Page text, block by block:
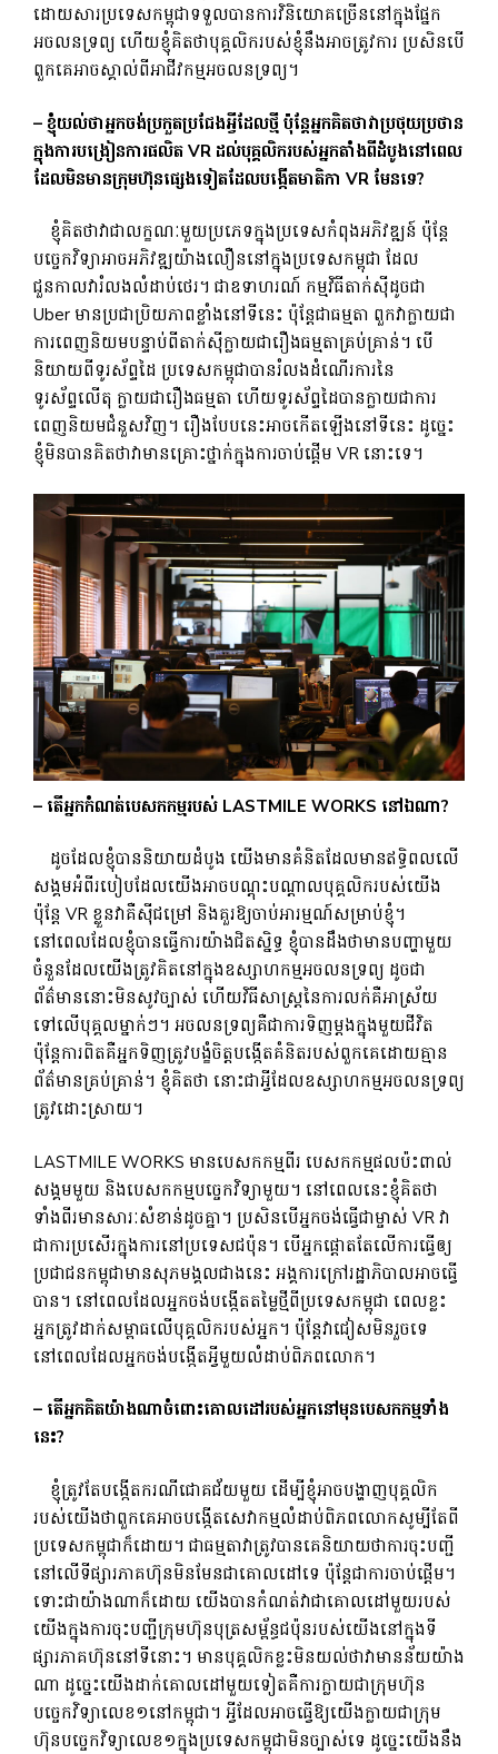
ដោយសារប្រទេសកម្ពុជាទទួលបានការវិនិយោគច្រើននៅក្នុងផ្នែក
អចលនទ្រព្យ ហើយខ្ញុំគិតថាបុគ្គលិករបស់ខ្ញុំនឹងអាចត្រូវការ ប្រសិនបើ
ពួកគេអាចស្គាល់ពីអាជីវកម្មអចលនទ្រព្យ។
– ខ្ញុំយល់ថាអ្នកចង់ប្រកួតប្រជែងអ្វីដែលថ្មី ប៉ុន្តែអ្នកគិតថាវាប្រថុយប្រថាន
ក្នុងការបង្រៀនការផលិត VR ដល់បុគ្គលិករបស់អ្នកតាំងពីដំបូងនៅពេល
ដែលមិនមានក្រុមហ៊ុនផ្សេងទៀតដែលបង្កើតមាតិកា VR មែនទេ?
ខ្ញុំ​គិត​ថា​វា​ជា​លក្ខណៈ​មួយ​ប្រភេទ​ក្នុង​ប្រទេស​កំពុង​អភិវឌ្ឍន៍ ប៉ុន្តែ​
បច្ចេកវិទ្យា​អាច​អភិវឌ្ឍ​យ៉ាង​លឿន​នៅ​ក្នុង​ប្រទេស​កម្ពុជា ដែល​
ជួនកាល​វា​រំលង​លំដាប់​ថេរ។ ជាឧទាហរណ៍ កម្មវិធីតាក់ស៊ីដូចជា
Uber មានប្រជាប្រិយភាពខ្លាំងនៅទីនេះ ប៉ុន្តែជាធម្មតា ពួកវាក្លាយជា
ការពេញនិយមបន្ទាប់ពីតាក់ស៊ីក្លាយជារឿងធម្មតាគ្រប់គ្រាន់។ បើ
និយាយពីទូរស័ព្ទដៃ ប្រទេសកម្ពុជាបានរំលងដំណើរការនៃ
ទូរស័ព្ទលើតុ ក្លាយជារឿងធម្មតា ហើយទូរស័ព្ទដៃបានក្លាយជាការ
ពេញនិយមជំនួសវិញ។ រឿងបែបនេះអាចកើតឡើងនៅទីនេះ ដូច្នេះ
ខ្ញុំមិនបានគិតថាវាមានគ្រោះថ្នាក់ក្នុងការចាប់ផ្តើម VR នោះទេ។
– តើអ្នកកំណត់បេសកកម្មរបស់ LASTMILE WORKS នៅឯណា?
ដូចដែលខ្ញុំបាននិយាយដំបូង យើងមានគំនិតដែលមានឥទ្ធិពលលើ
សង្គមអំពីរបៀបដែលយើងអាចបណ្តុះបណ្តាលបុគ្គលិករបស់យើង
ប៉ុន្តែ VR ខ្លួនវាគឺស៊ីជម្រៅ និងគួរឱ្យចាប់អារម្មណ៍សម្រាប់ខ្ញុំ។
នៅពេលដែលខ្ញុំបានធ្វើការយ៉ាងជិតស្និទ្ធ ខ្ញុំបានដឹងថាមានបញ្ហាមួយ
ចំនួនដែលយើងត្រូវគិតនៅក្នុងឧស្សាហកម្មអចលនទ្រព្យ ដូចជា
ព័ត៌មាននោះមិនសូវច្បាស់ ហើយវិធីសាស្ត្រនៃការលក់គឺអាស្រ័យ
ទៅលើបុគ្គលម្នាក់ៗ។ អចលនទ្រព្យគឺជាការទិញម្តងក្នុងមួយជីវិត
ប៉ុន្តែការពិតគឺអ្នកទិញត្រូវបង្ខំចិត្តបង្កើតគំនិតរបស់ពួកគេដោយគ្មាន
ព័ត៌មានគ្រប់គ្រាន់។ ខ្ញុំ​គិត​ថា នោះ​ជា​អ្វី​ដែល​ឧស្សាហកម្ម​អចលនទ្រព្យ​
ត្រូវ​ដោះស្រាយ។
LASTMILE WORKS មានបេសកកម្មពីរ បេសកកម្មផលប៉ះពាល់
សង្គមមួយ និងបេសកកម្មបច្ចេកវិទ្យាមួយ។ នៅពេលនេះខ្ញុំគិតថា
ទាំងពីរមានសារៈសំខាន់ដូចគ្នា។ ប្រសិនបើអ្នកចង់ធ្វើជាម្ចាស់ VR វា
ជាការប្រសើរក្នុងការនៅប្រទេសជប៉ុន។ បើ​អ្នក​ផ្តោត​តែ​លើ​ការ​ធ្វើ​ឲ្យ​
ប្រជាជន​កម្ពុជា​មាន​សុភមង្គល​ជាង​នេះ អង្គការ​ក្រៅ​រដ្ឋាភិបាល​អាច​ធ្វើ​
បាន។ នៅពេលដែលអ្នកចង់បង្កើតតម្លៃថ្មីពីប្រទេសកម្ពុជា ពេលខ្លះ
អ្នកត្រូវដាក់សម្ពាធលើបុគ្គលិករបស់អ្នក។ ប៉ុន្តែវាជៀសមិនរួចទេ
នៅពេលដែលអ្នកចង់បង្កើតអ្វីមួយលំដាប់ពិភពលោក។
– តើអ្នកគិតយ៉ាងណាចំពោះគោលដៅរបស់អ្នកនៅមុនបេសកកម្មទាំង
នេះ?
ខ្ញុំត្រូវតែបង្កើតករណីជោគជ័យមួយ ដើម្បីខ្ញុំអាចបង្ហាញបុគ្គលិក
របស់យើងថាពួកគេអាចបង្កើតសេវាកម្មលំដាប់ពិភពលោកសូម្បីតែពី
ប្រទេសកម្ពុជាក៏ដោយ។ ជាធម្មតាវាត្រូវបានគេនិយាយថាការចុះបញ្ជី
នៅលើទីផ្សារភាគហ៊ុនមិនមែនជាគោលដៅទេ ប៉ុន្តែជាការចាប់ផ្តើម។
ទោះជាយ៉ាងណាក៏ដោយ យើងបានកំណត់វាជាគោលដៅមួយរបស់
យើងក្នុងការចុះបញ្ជីក្រុមហ៊ុនបុត្រសម្ព័ន្ធជប៉ុនរបស់យើងនៅក្នុងទី
ផ្សារភាគហ៊ុននៅទីនោះ។ មាន​បុគ្គលិក​ខ្លះ​មិន​យល់​ថា​វា​មាន​ន័យ​យ៉ាង​
ណា ដូច្នេះ​យើង​ដាក់​គោលដៅ​មួយ​ទៀត​គឺ​ការ​ក្លាយ​ជា​ក្រុមហ៊ុន​
បច្ចេកវិទ្យា​លេខ​១​នៅ​កម្ពុជា។ អ្វី​ដែល​អាច​ធ្វើ​ឱ្យ​យើង​ក្លាយ​ជា​ក្រុម
ហ៊ុន​បច្ចេកវិទ្យា​លេខ​១​ក្នុង​ប្រទេស​កម្ពុជា​មិន​ច្បាស់​ទេ ដូច្នេះ​យើង​នឹង​